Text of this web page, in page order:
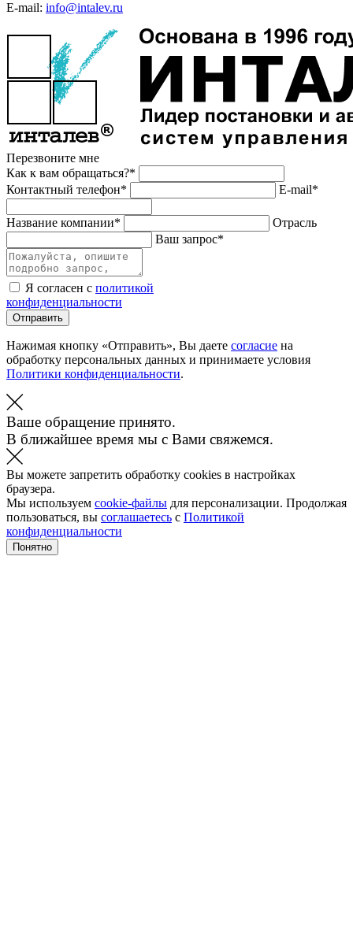
E-mail: info@intalev.ru
Перезвоните мне
Как к вам обращаться?*
Контактный телефон*
E-mail*
Название компании*
Отрасль
Ваш запрос*
Я согласен с политикой
конфиденциальности
Отправить
Нажимая кнопку «Отправить», Вы даете согласие на
обработку персональных данных и принимаете условия
Политики конфиденциальности.
Ваше обращение принято.
В ближайшее время мы с Вами свяжемся.
Вы можете запретить обработку cookies в настройках
браузера.
Мы используем cookie-файлы для персонализации. Продолжая
пользоваться, вы соглашаетесь с Политикой
конфиденциальности
Понятно